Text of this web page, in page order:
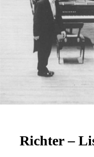
Richter –